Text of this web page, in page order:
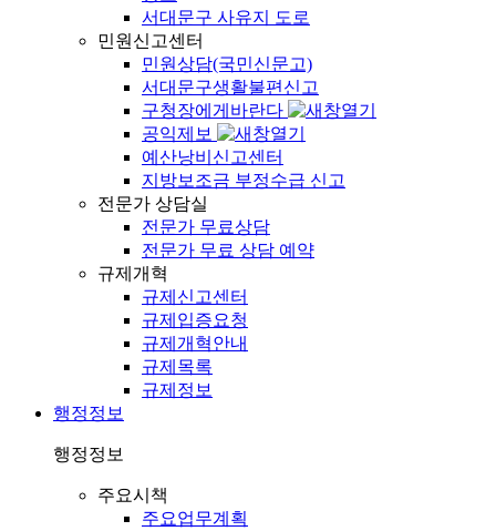
서대문구 사유지 도로
민원신고센터
민원상담(국민신문고)
서대문구생활불편신고
구청장에게바란다
공익제보
예산낭비신고센터
지방보조금 부정수급 신고
전문가 상담실
전문가 무료상담
전문가 무료 상담 예약
규제개혁
규제신고센터
규제입증요청
규제개혁안내
규제목록
규제정보
행정정보
행정정보
주요시책
주요업무계획